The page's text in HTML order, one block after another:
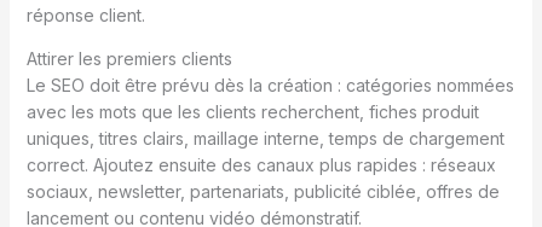
réponse client.
Attirer les premiers clients
Le SEO doit être prévu dès la création : catégories nommées
avec les mots que les clients recherchent, fiches produit
uniques, titres clairs, maillage interne, temps de chargement
correct. Ajoutez ensuite des canaux plus rapides : réseaux
sociaux, newsletter, partenariats, publicité ciblée, offres de
lancement ou contenu vidéo démonstratif.